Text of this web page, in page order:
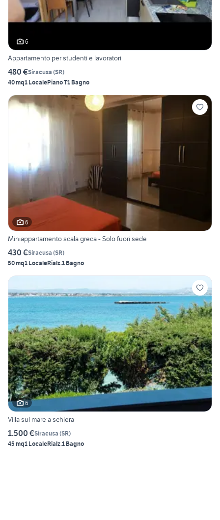
6
Appartamento per studenti e lavoratori
480 €Siracusa (SR)
40 mq1 LocalePiano T1 Bagno
6
Miniappartamento scala greca - Solo fuori sede
430 €Siracusa (SR)
50 mq1 LocaleRialz.1 Bagno
6
Villa sul mare a schiera
1.500 €Siracusa (SR)
45 mq1 LocaleRialz.1 Bagno